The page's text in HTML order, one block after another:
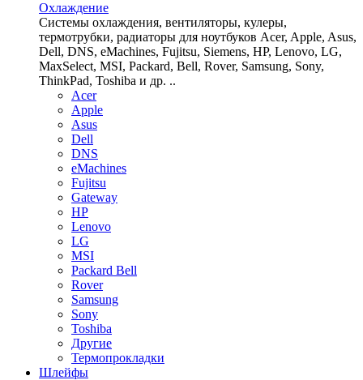
Охлаждение
Системы охлаждения, вентиляторы, кулеры,
термотрубки, радиаторы для ноутбуков Acer, Apple, Asus,
Dell, DNS, eMachines, Fujitsu, Siemens, HP, Lenovo, LG,
MaxSelect, MSI, Packard, Bell, Rover, Samsung, Sony,
ThinkPad, Toshiba и др. ..
Acer
Apple
Asus
Dell
DNS
eMachines
Fujitsu
Gateway
HP
Lenovo
LG
MSI
Packard Bell
Rover
Samsung
Sony
Toshiba
Другие
Термопрокладки
Шлейфы